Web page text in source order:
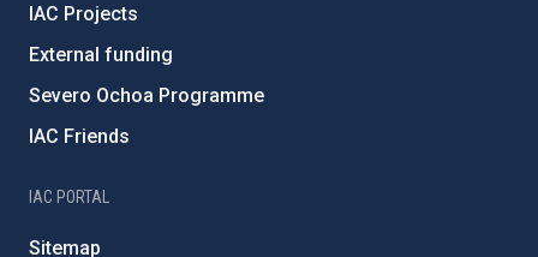
IAC Projects
External funding
Severo Ochoa Programme
IAC Friends
IAC PORTAL
Sitemap